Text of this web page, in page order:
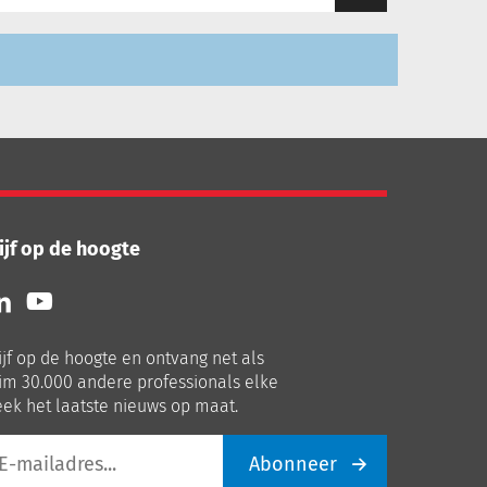
op de hoogte
Volg
ons
Youtube
op de hoogte en ontvang net als
30.000 andere professionals elke
het laatste nieuws op maat.
Abonneer